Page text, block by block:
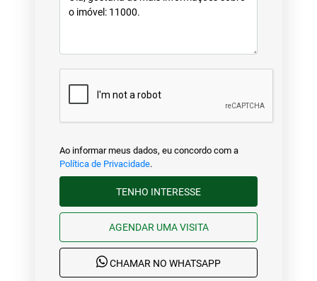
Ao informar meus dados, eu concordo com a
Política de Privacidade.
TENHO INTERESSE
AGENDAR UMA VISITA
CHAMAR NO WHATSAPP